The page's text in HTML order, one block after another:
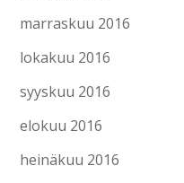
marraskuu 2016
lokakuu 2016
syyskuu 2016
elokuu 2016
heinäkuu 2016